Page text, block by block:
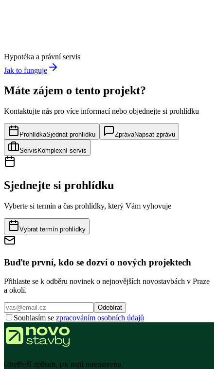
Hypotéka a právní servis
Jak to funguje
Máte zájem o tento projekt?
Kontaktujte nás pro více informací nebo objednejte si prohlídku
ProhlídkaSjednat prohlídku ZprávaNapsat zprávu
Servis Komplexní servis
Sjednejte si prohlídku
Vyberte si termín a čas prohlídky, který Vám vyhovuje
Vybrat termín prohlídky
Buďte první, kdo se dozví o nových projektech
Přihlaste se k odběru novinek o nejnovějších novostavbách v Praze
a okolí.
Odebírat
Souhlasím se zpracováním osobních údajů
Chytřejší způsob, jak najít novostavbu.